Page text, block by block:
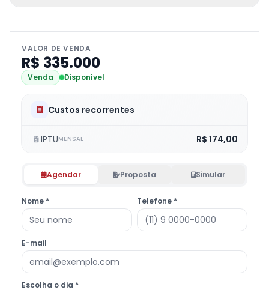
VALOR DE VENDA
R$ 335.000
Venda Disponível
Custos recorrentes
IPTUMENSAL R$ 174,00
Agendar Proposta Simular
Nome * Telefone *
E-mail
Escolha o dia *